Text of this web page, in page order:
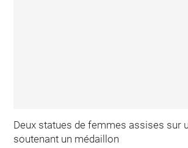
Deux statues de femmes assises sur
soutenant un médaillon